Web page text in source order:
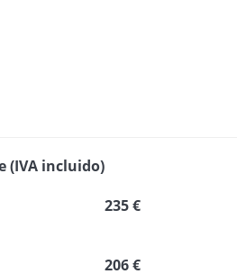
(IVA incluido)
235 €
206 €